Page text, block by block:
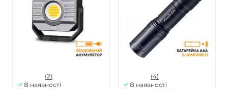
(2)
В наявності
(4)
В наявності